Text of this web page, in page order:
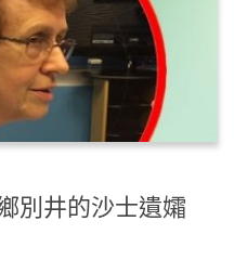
別井的沙士遺孀